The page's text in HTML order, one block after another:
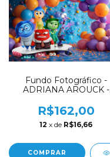
Fundo Fotográfico -
ADRIANA AROUCK -
AD7702
R$162,00
12 x de R$16,66
COMPRAR